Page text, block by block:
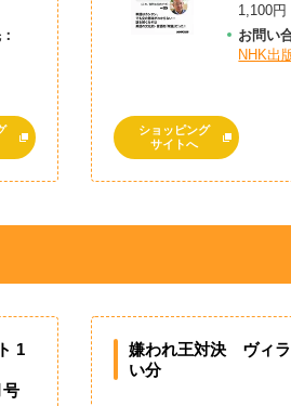
1,100円
お問い
NHK出
ショッピング
サイトへ
1
号
嫌われ王対決 ヴィ
い分